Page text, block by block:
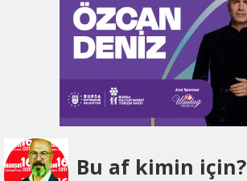
Bu af kimin için?